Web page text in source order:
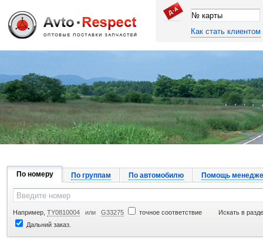
Джапан Авто
Как стать клиентом
По номеру По группам По автомобилю Помощь
Например, TY0810004 или G33275 точное соответствие
Искать в
Дальний заказ.